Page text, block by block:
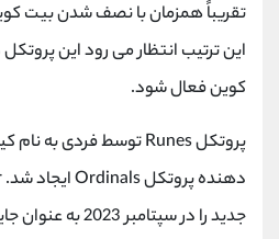
تقریباً همزمان با نصف شدن بیت
کوین فعال شود.
پروتکلRunesتوسط فردی به نام
دهنده پروتکلOrdinalsایجاد شد.
جدید را در